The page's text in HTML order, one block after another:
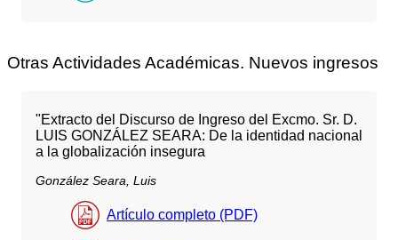
Otras Actividades Académicas. Nuevos ingresos
"Extracto del Discurso de Ingreso del Excmo. Sr. D.
LUIS GONZÁLEZ SEARA: De la identidad nacional
a la globalización insegura
González Seara, Luis
Artículo completo (PDF)